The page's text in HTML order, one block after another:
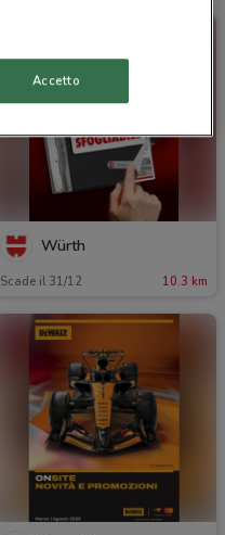
Würth
Scade il 31/12 10.3 km
Accetto